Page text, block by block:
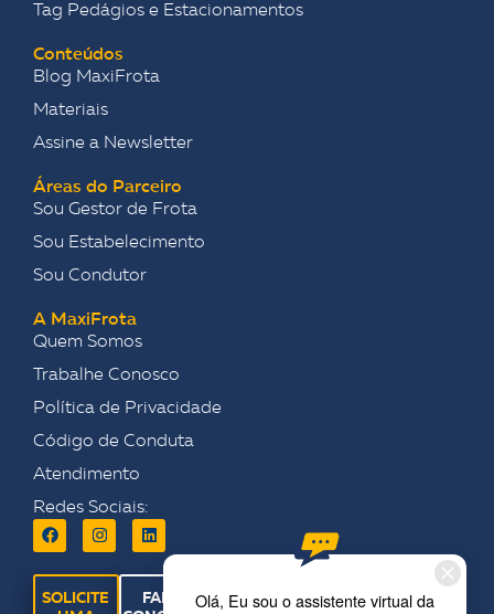
Tag Pedágios e Estacionamentos
Conteúdos
Blog MaxiFrota
Materiais
Assine a Newsletter
Áreas do Parceiro
Sou Gestor de Frota
Sou Estabelecimento
Sou Condutor
A MaxiFrota
Quem Somos
Trabalhe Conosco
Política de Privacidade
Código de Conduta
Atendimento
Redes Sociais:
SOLICITE
FALE